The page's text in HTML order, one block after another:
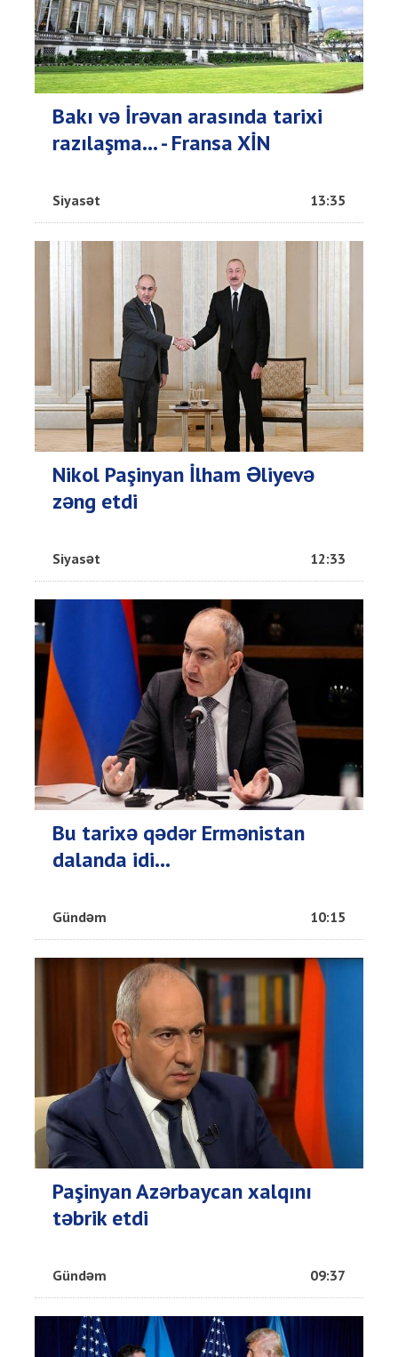
Bakı və İrəvan arasında tarixi
razılaşma... - Fransa XİN
Siyasət 13:35
Nikol Paşinyan İlham Əliyevə
zəng etdi
Siyasət 12:33
Bu tarixə qədər Ermənistan
dalanda idi...
Gündəm 10:15
Paşinyan Azərbaycan xalqını
təbrik etdi
Gündəm 09:37